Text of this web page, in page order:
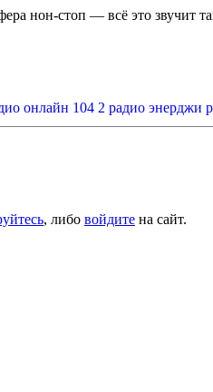
нон-стоп — всё это звучит
онлайн 104 2 радио энерджи
, либо войдите на сайт.